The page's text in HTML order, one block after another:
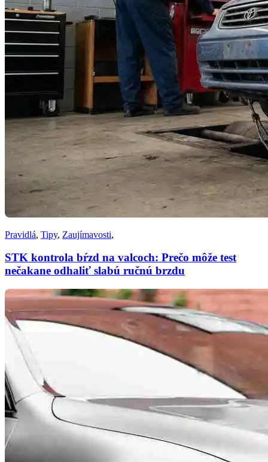
Pravidlá, Tipy, Zaujímavosti,
STK kontrola bŕzd na valcoch: Prečo môže test
nečakane odhaliť slabú ručnú brzdu